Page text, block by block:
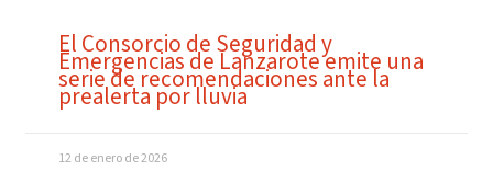
El Consorcio de Seguridad y
Emergencias de Lanzarote emite una
serie de recomendaciones ante la
prealerta por lluvia
12 de enero de 2026